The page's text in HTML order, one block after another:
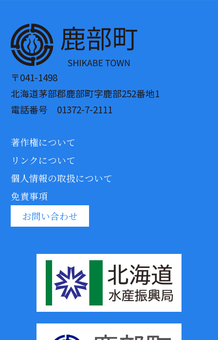
〒041-1498
北海道茅部郡鹿部町字鹿部252番地1
電話番号 01372-7-2111
著作権について
リンクについて
個人情報の取扱について
免責事項
お問い合わせ